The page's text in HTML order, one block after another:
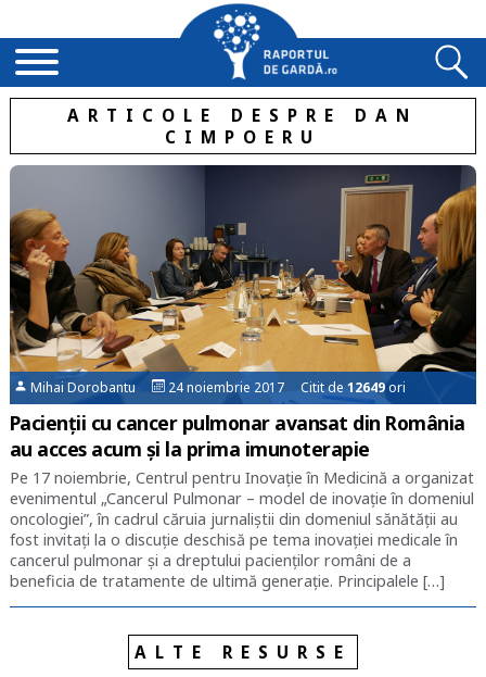
ARTICOLE DESPRE DAN
CIMPOERU
Mihai Dorobantu 24 noiembrie 2017 Citit de12649ori
Pacienții cu cancer pulmonar avansat din România
au acces acum și la prima imunoterapie
Pe 17 noiembrie, Centrul pentru Inovație în Medicină a organizat
evenimentul „Cancerul Pulmonar – model de inovație în domeniul
oncologiei”, în cadrul căruia jurnaliștii din domeniul sănătății au
fost invitați la o discuție deschisă pe tema inovației medicale în
cancerul pulmonar și a dreptului pacienților români de a
beneficia de tratamente de ultimă generație. Principalele […]
ALTE RESURSE